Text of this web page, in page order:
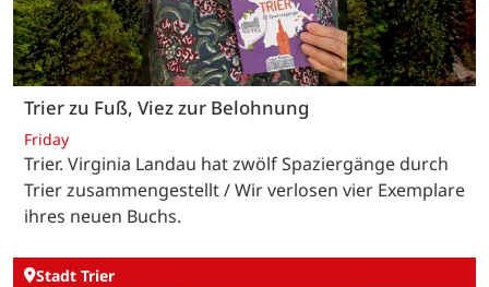
Trier zu Fuß, Viez zur Belohnung
Friday
Trier. Virginia Landau hat zwölf Spaziergänge durch
Trier zusammengestellt / Wir verlosen vier Exemplare
ihres neuen Buchs.
Stadt Trier